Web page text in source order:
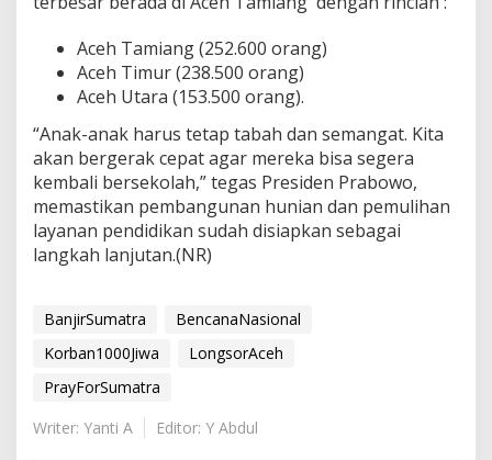
Aceh Tamiang (252.600 orang)
Aceh Timur (238.500 orang)
Aceh Utara (153.500 orang).
“Anak-anak harus tetap tabah dan semangat. Kita
akan bergerak cepat agar mereka bisa segera
kembali bersekolah,” tegas Presiden Prabowo,
memastikan pembangunan hunian dan pemulihan
layanan pendidikan sudah disiapkan sebagai
langkah lanjutan.(NR)
BanjirSumatra
BencanaNasional
Korban1000Jiwa
LongsorAceh
PrayForSumatra
Writer: Yanti A
Editor: Y Abdul